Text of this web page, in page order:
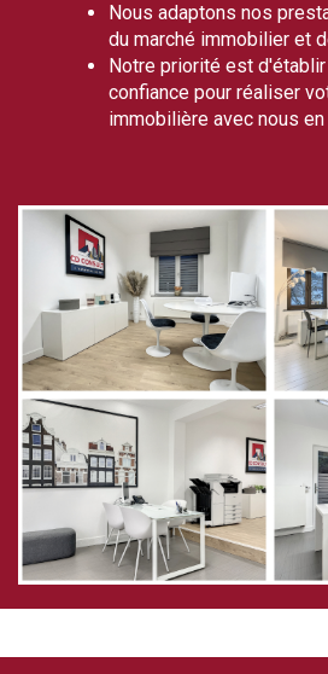
Nous adaptons nos
du marché immobilier et
Notre priorité est
confiance pour réaliser
immobilière avec nous